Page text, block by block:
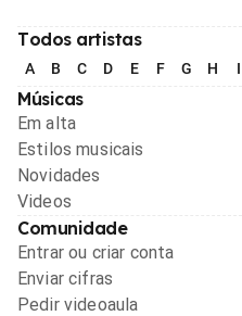
Todos artistas
A B C D E F G H I
Músicas
Em alta
Estilos musicais
Novidades
Videos
Comunidade
Entrar ou criar conta
Enviar cifras
Pedir videoaula